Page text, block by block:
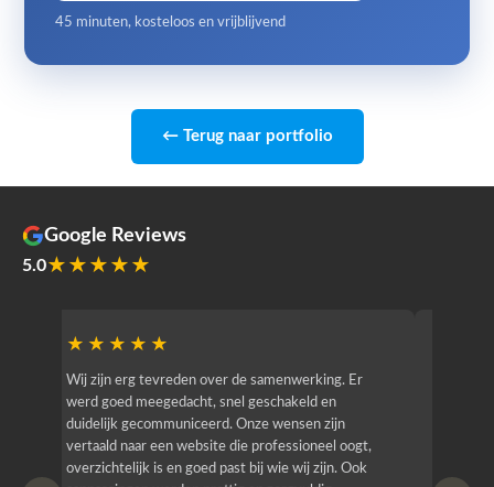
45 minuten, kosteloos en vrijblijvend
← Terug naar portfolio
Google Reviews
5.0★★★★★
★★★★★
Wij zijn erg tevreden over de samenwerking. Er
werd goed meegedacht, snel geschakeld en
duidelijk gecommuniceerd. Onze wensen zijn
vertaald naar een website die professioneel oogt,
overzichtelijk is en goed past bij wie wij zijn. Ook